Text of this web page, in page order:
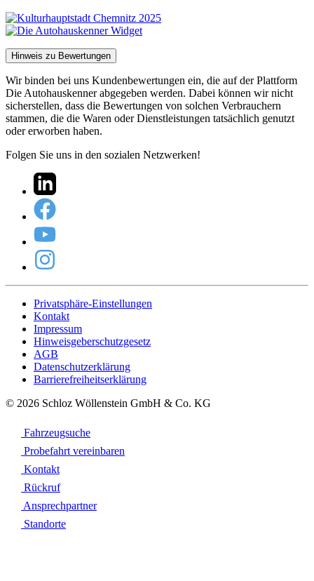
Hinweis zu Bewertungen
Wir binden bei uns Kundenbewertungen ein, die auf der Plattform
Die Autohauskenner abgegeben werden. Dabei können wir nicht
sicherstellen, dass die Bewertungen von solchen Verbrauchern
stammen, die die Waren oder Dienstleistungen tatsächlich genutzt
oder erworben haben.
Folgen Sie uns in den sozialen Netzwerken!
Privatsphäre-Einstellungen
Kontakt
Impressum
Hinweisgeberschutzgesetz
AGB
Datenschutzerklärung
Barrierefreiheitserklärung
© 2026 Schloz Wöllenstein GmbH & Co. KG
Fahrzeugsuche
Probefahrt vereinbaren
Kontakt
Rückruf
Ansprechpartner
Standorte